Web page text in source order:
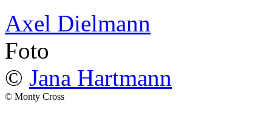
Axel Dielmann
Foto
© Jana Hartmann
© Monty Cross